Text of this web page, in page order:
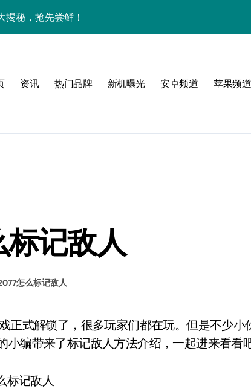
揭秘，抢先尝鲜！
圈要被这波创新掀翻了！
管家新亮点抢先瞅
技新玩法超带感！
资讯 热门品牌 新机曝光 安卓频道 苹果频道
记敌人
怎么标记敌人
编带来了标记敌人方法介绍，一起进来看看吧